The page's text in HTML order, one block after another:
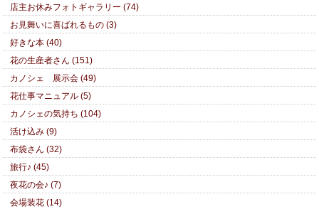
店主お休みフォトギャラリー (74)
お見舞いに喜ばれるもの (3)
好きな本 (40)
花の生産者さん (151)
カノシェ 展示会 (49)
花仕事マニュアル (5)
カノシェの気持ち (104)
活け込み (9)
布袋さん (32)
旅行♪ (45)
夜花の会♪ (7)
会場装花 (14)